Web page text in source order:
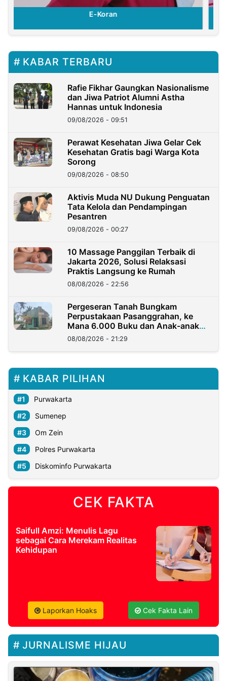
E-Koran
KABAR TERBARU
Rafie Fikhar Gaungkan Nasionalisme
dan Jiwa Patriot Alumni Astha
Hannas untuk Indonesia
09/08/2026 - 09:51
Perawat Kesehatan Jiwa Gelar Cek
Kesehatan Gratis bagi Warga Kota
Sorong
09/08/2026 - 08:50
Aktivis Muda NU Dukung Penguatan
Tata Kelola dan Pendampingan
Pesantren
09/08/2026 - 00:27
10 Massage Panggilan Terbaik di
Jakarta 2026, Solusi Relaksasi
Praktis Langsung ke Rumah
08/08/2026 - 22:56
Pergeseran Tanah Bungkam
Perpustakaan Pasanggrahan, ke
Mana 6.000 Buku dan Anak-anak
Kini?
08/08/2026 - 21:29
KABAR PILIHAN
Purwakarta
Sumenep
Om Zein
Polres Purwakarta
Diskominfo Purwakarta
CEK FAKTA
Saifull Amzi: Menulis Lagu
sebagai Cara Merekam Realitas
Kehidupan
Laporkan Hoaks Cek Fakta Lain
JURNALISME HIJAU